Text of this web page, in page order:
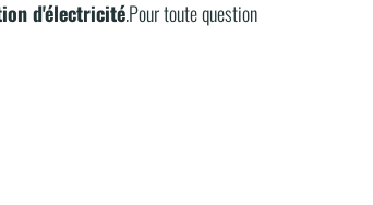
d'électricité.Pour toute question